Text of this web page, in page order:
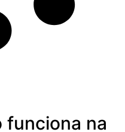
funciona na